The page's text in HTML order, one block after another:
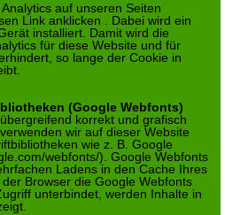
auf unseren Seiten
Link anklicken . Dabei wird ein
installiert. Damit wird die
für diese Website und für
so lange der Cookie in
(Google Webfonts)
korrekt und grafisch
wir auf dieser Website
wie z. B. Google
webfonts/). Google Webfonts
Ladens in den Cache Ihres
Browser die Google Webfonts
unterbindet, werden Inhalte in